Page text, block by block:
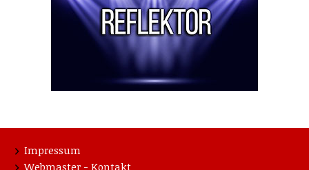
Impressum
Webmaster - Kontakt